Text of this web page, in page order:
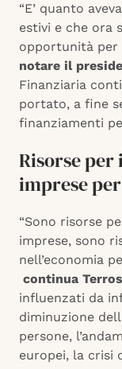
“E’ quanto
estivi e che ora
opportunità
notare il
Finanziaria
portato, a fine
finanziamenti
Risorse
imprese
“Sono risorse
imprese, sono
nell’economia
continua
influenzati da
diminuzione
persone,
europei, la crisi